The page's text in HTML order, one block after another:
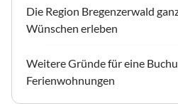
Die Region Bregenzerwald
Wünschen erleben
Weitere Gründe für eine
Ferienwohnungen